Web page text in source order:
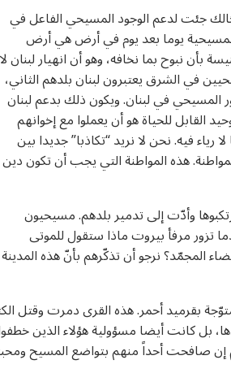
جئت لدعم الوجود المسيحي الفاعل في
يوما بعد يوم في أرض هي أرض
بأن نبوح بما نخافه، وهو أن انهيار لبنان لا
في الشرق يعتبرون لبنان بلدهم الثاني،
في لبنان. ويكون ذلك بدعم لبنان
القابل للحياة هو أن يعملوا مع إخوانهم
فيه. نحن لا نريد “تكاذبا” جديدا بين
هذه المواطنة التي يجب أن تكون دين
وأدّت إلى تدمير بلدهم. مسيحيون
تزور مرفأ بيروت ماذا ستقول للموتى
المجمّد؟ نرجو أن تذكّرهم بأنّ هذه
بقرميد أحمر. هذه القرى دمرت وقتل
بل كانت أيضا مسؤولية هؤلاء الذين
إن صافحت أحداً منهم بتواضع المسيح